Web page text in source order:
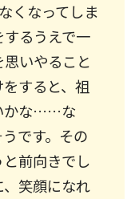
くなってしま
るうえで一
いやること
すると、祖
かな……な
です。その
前向きでし
笑顔になれ